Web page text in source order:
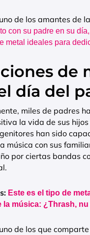
de los amantes de
con su padre en su
metal ideales para
de
día del
miles de padres
la vida de sus
han sido
música con sus
por ciertas bandas
Este es el tipo de
la música: ¿Thrash,
de los que